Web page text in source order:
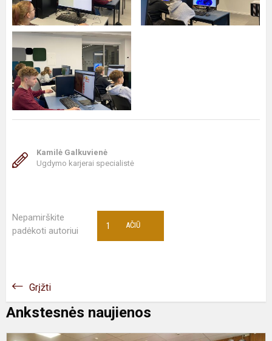
Kamilė Galkuvienė
Ugdymo karjerai specialistė
Nepamirškite
padėkoti autoriui
AČIŪ
1
Grįžti
Ankstesnės naujienos